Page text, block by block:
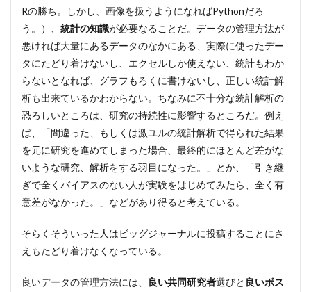
Rの勝ち。しかし、画像を扱うようになればPythonだろ
う。）、 統計の知識が必要なることだ。データの管理方法が
悪ければ大量にあるデータのなかにある、実際に使ったデー
タにたどり着けないし、エクセルしか使えない、統計もわか
らないとなれば、グラフもろくに書けないし、正しい統計解
析も出来ているかわからない。ちなみに不十分な統計解析の
恐ろしいところは、研究の持続性に影響するところだ。例え
ば、「間違った、もしくは激ユルの統計解析で得られた結果
を元に研究を進めてしまった場合、最終的にほとんど差がな
いような研究、解析をする羽目になった。」とか、「引き継
ぎで全くバイアスのない人が実験をはじめてみたら、全く有
意差がなかった。」などがあり得ると考えている。
そらくそういった人はビッグジャーナルに投稿することにさ
えもたどり着けなくなっている。
良いデータの管理方法には、 良い共同研究者選びと 良いボス